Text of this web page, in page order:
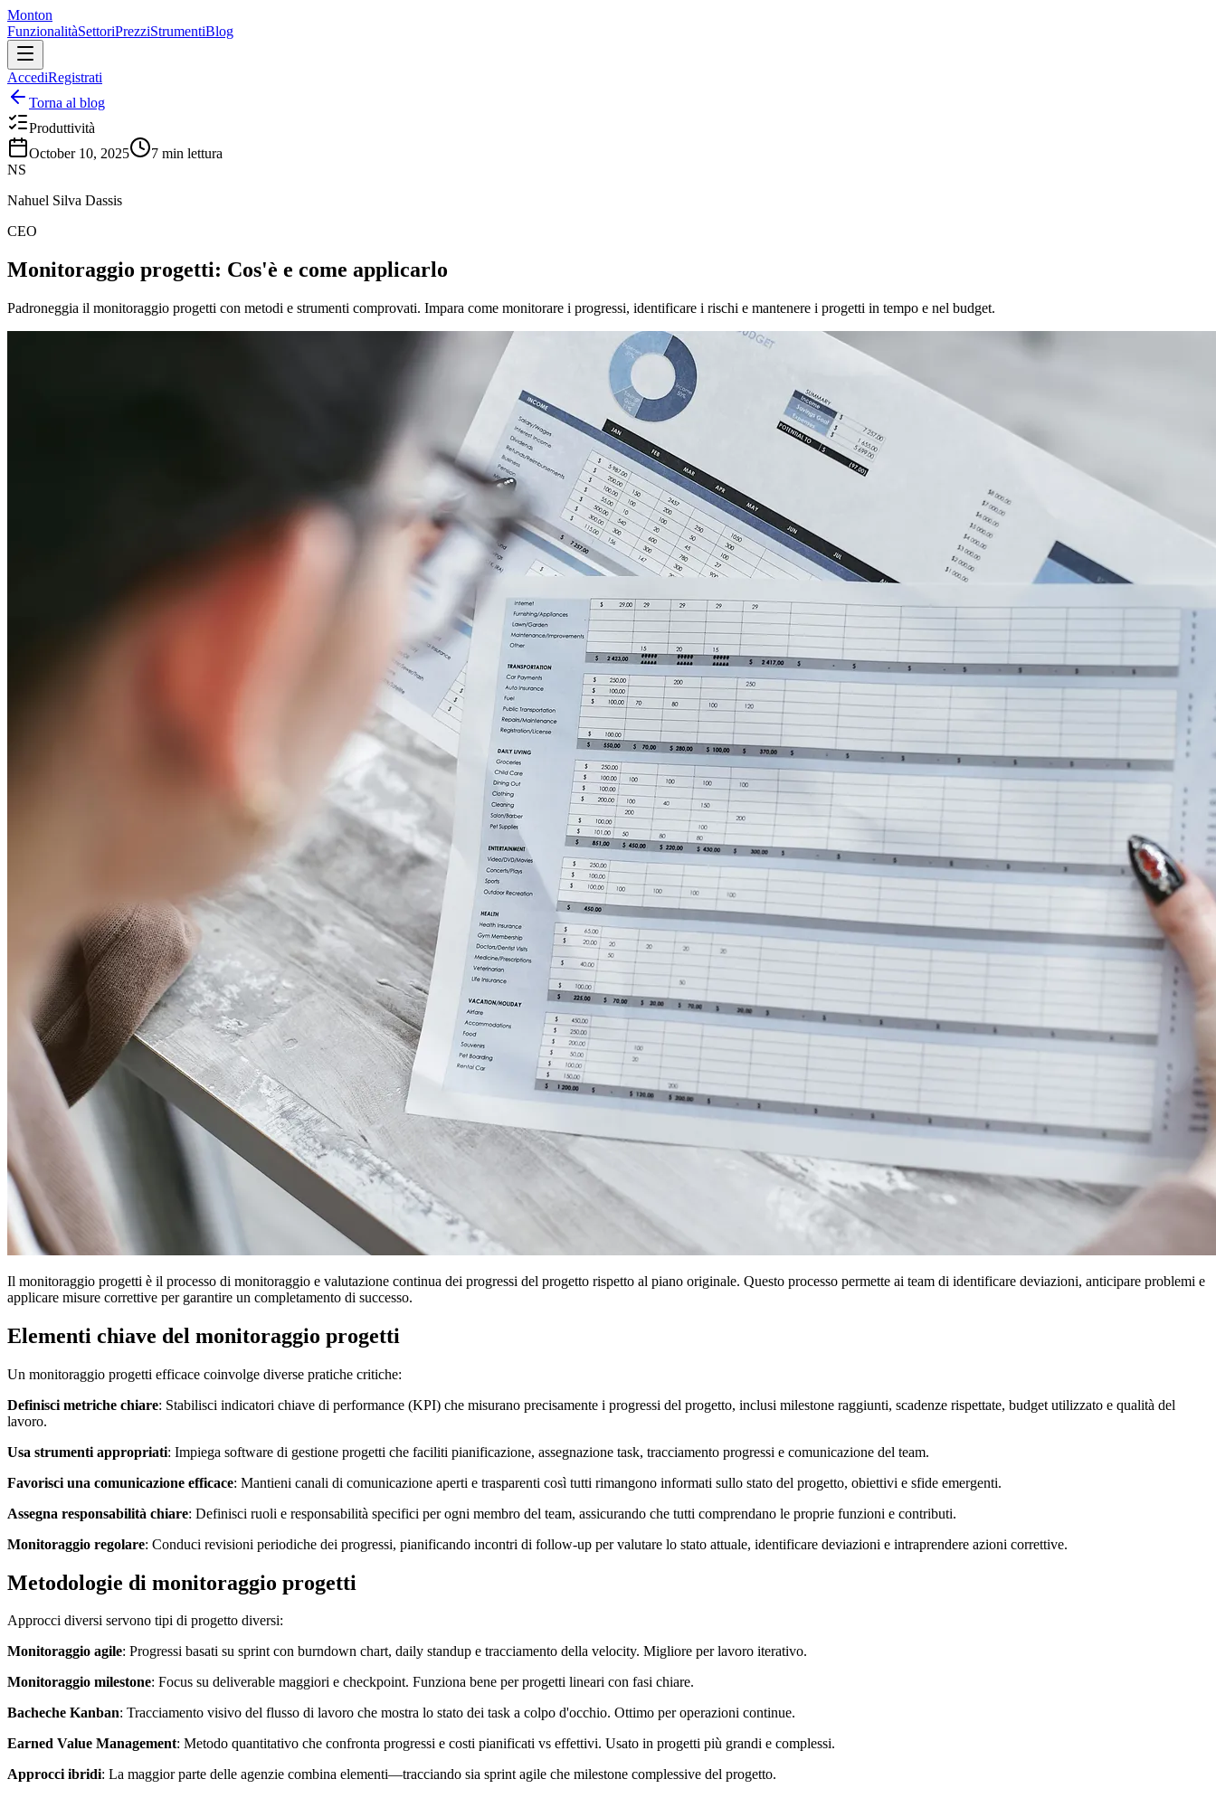
Monton
FunzionalitàSettoriPrezziStrumentiBlog
AccediRegistrati
Torna al blog
Produttività
October 10, 2025
7 min lettura
NS
Nahuel Silva Dassis
CEO
Monitoraggio progetti: Cos'è e come applicarlo
Padroneggia il monitoraggio progetti con metodi e strumenti comprovati. Impara come monitorare i progressi, identificare i rischi e mantenere i progetti in tempo e nel budget.
Il monitoraggio progetti è il processo di monitoraggio e valutazione continua dei progressi del progetto rispetto al piano originale. Questo processo permette ai team di identificare deviazioni, anticipare problemi e
applicare misure correttive per garantire un completamento di successo.
Elementi chiave del monitoraggio progetti
Un monitoraggio progetti efficace coinvolge diverse pratiche critiche:
Definisci metriche chiare: Stabilisci indicatori chiave di performance (KPI) che misurano precisamente i progressi del progetto, inclusi milestone raggiunti, scadenze rispettate, budget utilizzato e qualità del
lavoro.
Usa strumenti appropriati: Impiega software di gestione progetti che faciliti pianificazione, assegnazione task, tracciamento progressi e comunicazione del team.
Favorisci una comunicazione efficace: Mantieni canali di comunicazione aperti e trasparenti così tutti rimangono informati sullo stato del progetto, obiettivi e sfide emergenti.
Assegna responsabilità chiare: Definisci ruoli e responsabilità specifici per ogni membro del team, assicurando che tutti comprendano le proprie funzioni e contributi.
Monitoraggio regolare: Conduci revisioni periodiche dei progressi, pianificando incontri di follow-up per valutare lo stato attuale, identificare deviazioni e intraprendere azioni correttive.
Metodologie di monitoraggio progetti
Approcci diversi servono tipi di progetto diversi:
Monitoraggio agile: Progressi basati su sprint con burndown chart, daily standup e tracciamento della velocity. Migliore per lavoro iterativo.
Monitoraggio milestone: Focus su deliverable maggiori e checkpoint. Funziona bene per progetti lineari con fasi chiare.
Bacheche Kanban: Tracciamento visivo del flusso di lavoro che mostra lo stato dei task a colpo d'occhio. Ottimo per operazioni continue.
Earned Value Management: Metodo quantitativo che confronta progressi e costi pianificati vs effettivi. Usato in progetti più grandi e complessi.
Approcci ibridi: La maggior parte delle agenzie combina elementi—tracciando sia sprint agile che milestone complessive del progetto.